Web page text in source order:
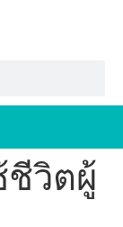
ชีวิตผู้